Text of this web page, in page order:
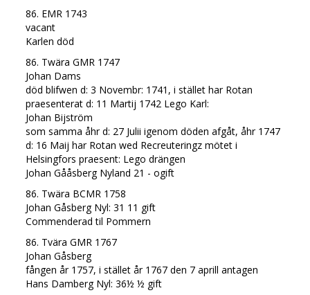
86. EMR 1743
vacant
Karlen död
86. Twära GMR 1747
Johan Dams
död blifwen d: 3 Novembr: 1741, i stället har Rotan
praesenterat d: 11 Martij 1742 Lego Karl:
Johan Bijström
som samma åhr d: 27 Julii igenom döden afgåt, åhr 1747
d: 16 Maij har Rotan wed Recreuteringz mötet i
Helsingfors praesent: Lego drängen
Johan Gååsberg Nyland 21 - ogift
86. Twära BCMR 1758
Johan Gåsberg Nyl: 31 11 gift
Commenderad til Pommern
86. Tvära GMR 1767
Johan Gåsberg
fången år 1757, i stället år 1767 den 7 aprill antagen
Hans Damberg Nyl: 36½ ½ gift